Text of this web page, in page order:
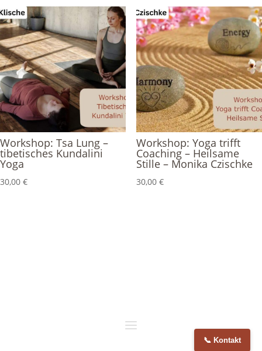
Workshop: Tsa Lung –
tibetisches Kundalini
Yoga
30,00 €
Workshop: Yoga trifft
Coaching – Heilsame
Stille – Monika Czischke
30,00 €
📞 Kontakt